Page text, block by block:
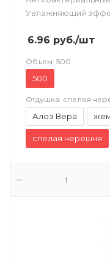
Увлажняющий
6.96 руб./шт
Объем: 500
500
Отдушка: спелая
Алоэ Вера
спелая черешня